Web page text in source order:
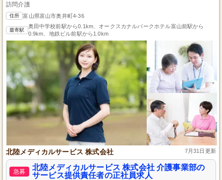
訪問介護
住所 富山県富山市奥井町4-36
最寄駅
奥田中学校前駅から0.1km、オークスカナルパークホテル富山前駅から
0.9km、地鉄ビル前駅から1.0km
北陸メディカルサービス 株式会社 7月31日更新
急募
北陸メディカルサービス 株式会社 介護事業部の
サービス提供責任者の正社員求人